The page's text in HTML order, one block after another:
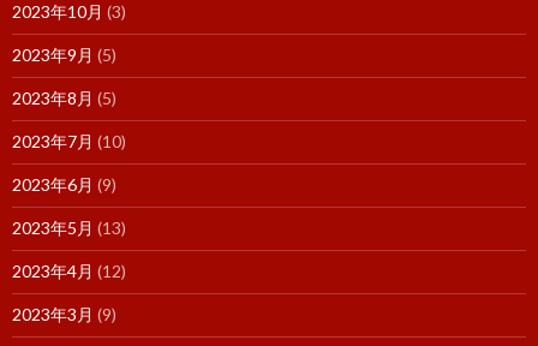
2023年10月 (3)
2023年9月 (5)
2023年8月 (5)
2023年7月 (10)
2023年6月 (9)
2023年5月 (13)
2023年4月 (12)
2023年3月 (9)